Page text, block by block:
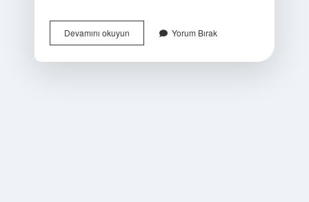
Devamını okuyunAdagio
Anlamı
Yorum Bırak